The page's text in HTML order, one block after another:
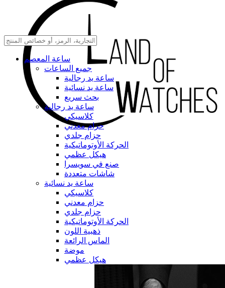
ساعة المعصم
جميع الساعات
ساعة يد رجالية
ساعة يد نسائية
بحث سريع
ساعة يد رجالية
كلاسيكي
حزام معدني
حزام جلدي
الحركة الأوتوماتيكية
هيكل عظمي
صنع في سويسرا
شاشات متعددة
ساعة يد نسائية
كلاسيكي
حزام معدني
حزام جلدي
الحركة الأوتوماتيكية
ذهبية اللون
الماس الرائعة
موضة
هيكل عظمي